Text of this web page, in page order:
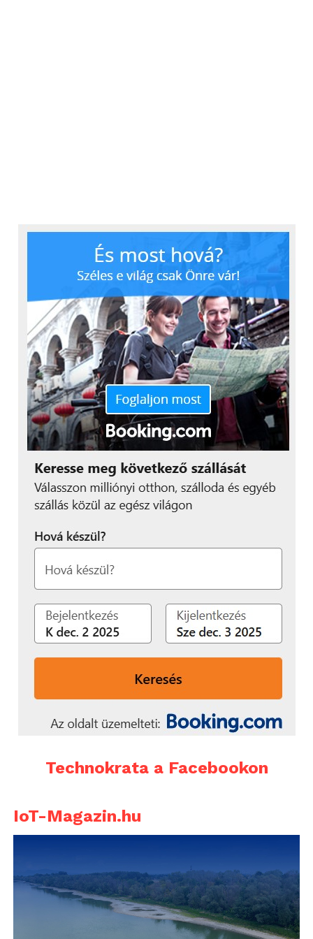
Technokrata a Facebookon
IoT-Magazin.hu